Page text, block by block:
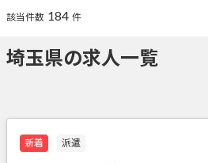
該当件数 184 件
埼玉県の求人一覧
新着 派遣